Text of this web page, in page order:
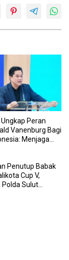
Peran
Vanenburg Bagi
Menjaga
Penutup Babak
Cup V,
Polda Sulut